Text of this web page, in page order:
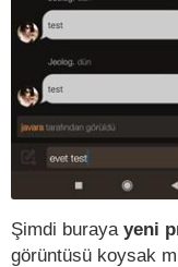
Şimdi buraya yeni
görüntüsü koysak